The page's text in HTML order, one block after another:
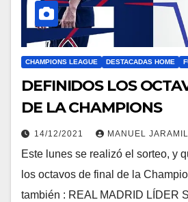
CHAMPIONS LEAGUE DESTACADAS HOME
DEFINIDOS LOS
DE LA CHAMPIONS
14/12/2021 MANUEL
Este lunes se realizó el sorteo, y
los octavos de final de la
también : REAL MADRID LÍDER